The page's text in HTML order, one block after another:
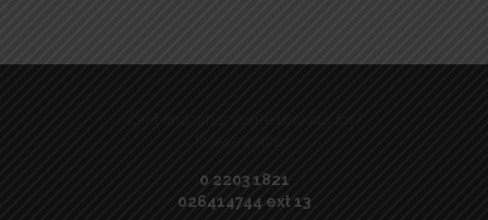
0 2203 1821
026414744 ext 13